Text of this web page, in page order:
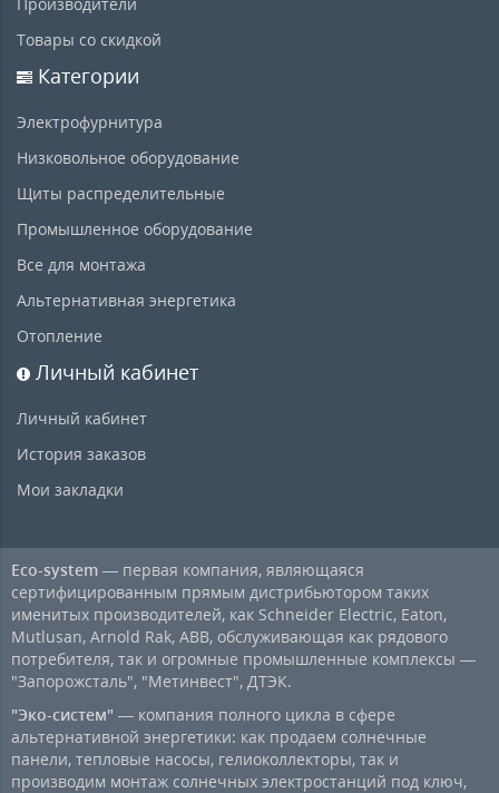
Товары со скидкой
Категории
Электрофурнитура
Низковольное оборудование
Щиты распределительные
Промышленное оборудование
Все для монтажа
Альтернативная энергетика
Отопление
Личный кабинет
Личный кабинет
История заказов
Мои закладки
Eco-system — первая компания, являющаяся
сертифицированным прямым дистрибьютором таких
именитых производителей, как Schneider Electric, Eaton,
Mutlusan, Arnold Rak, ABB, обслуживающая как рядового
потребителя, так и огромные промышленные комплексы —
"Запорожсталь", "Метинвест", ДТЭК.
"Эко-систем" — компания полного цикла в сфере
альтернативной энергетики: как продаем солнечные
панели, тепловые насосы, гелиоколлекторы, так и
производим монтаж солнечных электростанций под ключ,